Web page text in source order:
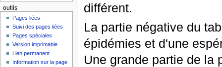
différent.
La partie négative du
épidémies et d'une
Une grande partie de la
outils
Pages liées
Suivi des pages liées
Pages spéciales
Version imprimable
Lien permanent
Information sur la page